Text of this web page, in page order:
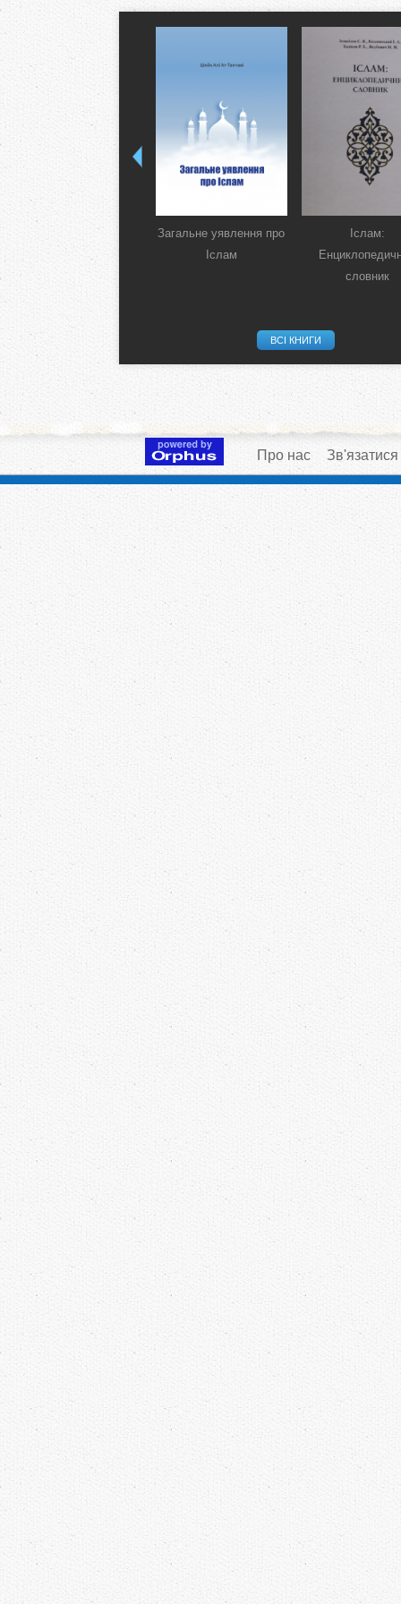
Загальне уявлення про
Іслам
Іслам:
словник
ВСІ КНИГИ
Про нас